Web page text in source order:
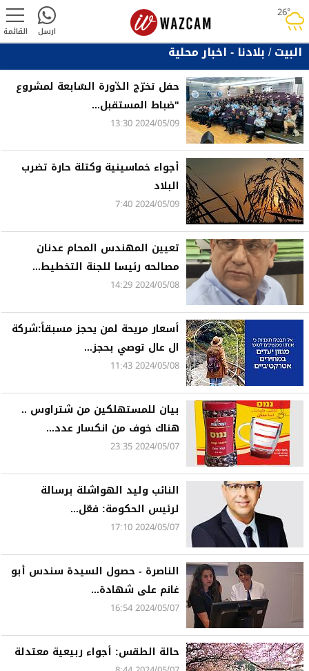
26°rainy القائمة ارسل
البيت/بلادنا - اخبار محلية
حفل تخرّج الدّورة السّابعة لمشروع
"ضباط المستقبل...
2024/05/09 13:30
أجواء خماسينية وكتلة حارة تضرب
البلاد
2024/05/09 7:40
تعيين المهندس المحام عدنان
مصالحه رئيسا للجنة التخطيط...
2024/05/08 14:29
أسعار مريحة لمن يحجز مسبقاً:شركة
ال عال توصي بحجز...
2024/05/08 11:43
بيان للمستهلكين من شتراوس ..
هناك خوف من انكسار عدد...
2024/05/07 23:35
النائب وليد الهواشلة برسالة
لرئيس الحكومة: فعّل...
2024/05/07 17:10
الناصرة - حصول السيدة سندس أبو
غانم على شهادة...
2024/05/07 16:54
حالة الطقس: أجواء ربيعية معتدلة